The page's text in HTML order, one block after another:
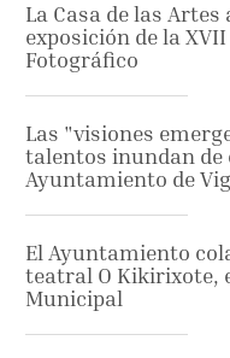
La Casa de las Artes
exposición de la
Fotográfico
Las "visiones
talentos inundan de
Ayuntamiento de
El Ayuntamiento
teatral O Kikirixote,
Municipal